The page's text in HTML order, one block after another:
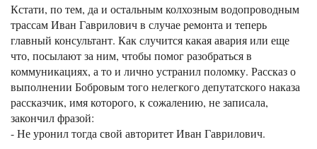
Кстати, по тем, да и остальным колхозным водопроводным
трассам Иван Гаврилович в случае ремонта и теперь
главный консультант. Как случится какая авария или еще
что, посылают за ним, чтобы помог разобраться в
коммуникациях, а то и лично устранил поломку. Рассказ о
выполнении Бобровым того нелегкого депутатского наказа
рассказчик, имя которого, к сожалению, не записала,
закончил фразой:
- Не уронил тогда свой авторитет Иван Гаврилович.